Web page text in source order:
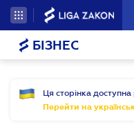
БІЗНЕС
Ця сторінка
Перейти на